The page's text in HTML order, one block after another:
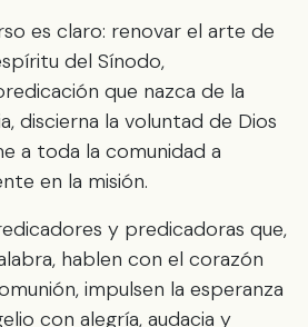
es claro: renovar el arte de
del Sínodo,
que nazca de la
discierna la voluntad de Dios
a toda la comunidad a
en la misión.
y predicadoras que,
hablen con el corazón
impulsen la esperanza
con alegría, audacia y